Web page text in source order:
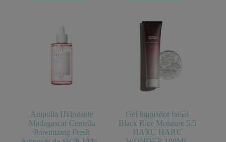
Ampolla Hidratante
Madagascar Centella
Poremizing Fresh
Gel limpiador facial
Black Rice Moisture 5.5
HARU HARU